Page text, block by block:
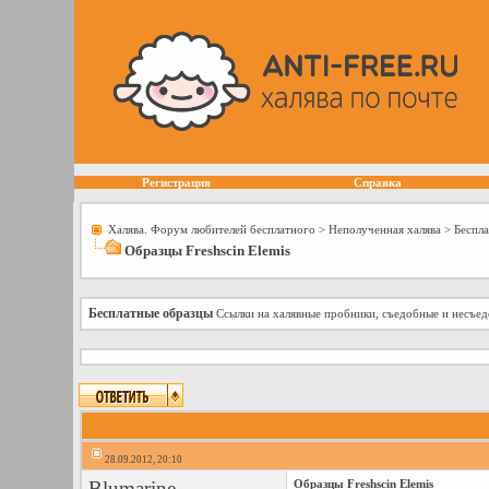
Регистрация Справка
Халява. Форум любителей бесплатного > Неполученная халява >
Образцы Freshscin Elemis
Бесплатные образцы Ссылки на халявные пробники, съедобные и
28.09.2012, 20:10
Образцы Freshscin Elemis